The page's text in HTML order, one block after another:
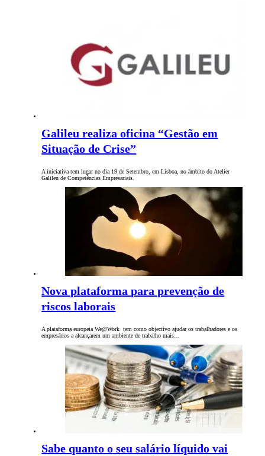
Galileu realiza oficina “Gestão em
Situação de Crise”
A iniciativa tem lugar no dia 19 de Setembro, em Lisboa, no âmbito do Atelier
Galileu de Competências Empresariais.
Nova plataforma para prevenção de
riscos laborais
A plataforma europeia We@Work tem como objectivo ajudar os trabalhadores e os
empresários a alcançarem um ambiente de trabalho mais…
Sabe quanto o seu salário líquido vai